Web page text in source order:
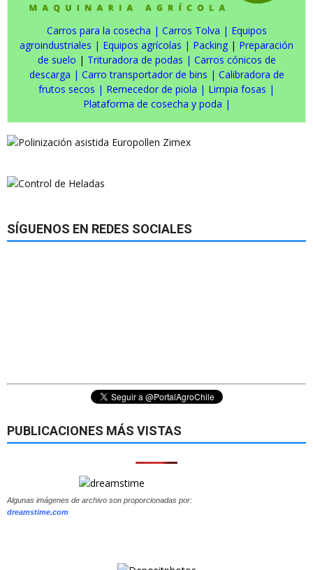
Carros para la cosecha | Carros Tolva | Equipos
agroindustriales | Equipos agrícolas | Packing | Preparación
de suelo | Trituradora de podas | Carros cónicos de
descarga | Carro transportador de bins | Calibradora de
frutos secos | Remecedor de piola | Limpia fosas |
Plataforma de cosecha y poda |
SÍGUENOS EN REDES SOCIALES
PUBLICACIONES MÁS VISTAS
Algunas imágenes de archivo son proporcionadas por:
dreamstime.com